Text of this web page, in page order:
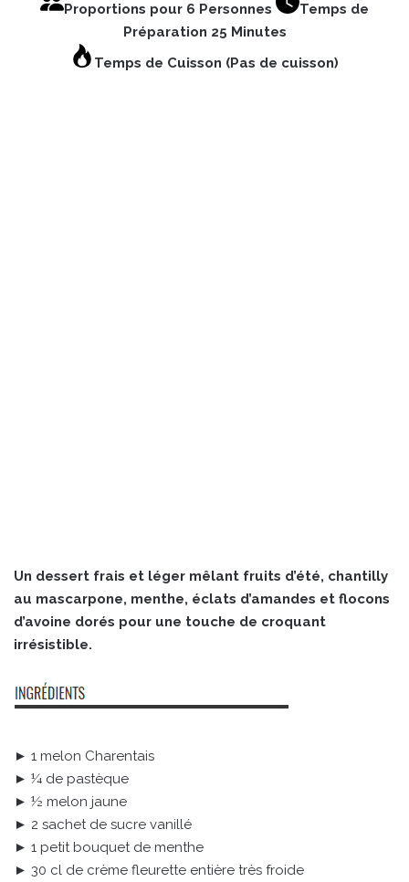
Proportions pour 6 Personnes
Temps de
Préparation 25 Minutes
Temps de Cuisson (Pas de cuisson)
Un dessert frais et léger mêlant fruits d’été, chantilly
au mascarpone, menthe, éclats d’amandes et flocons
d’avoine dorés pour une touche de croquant
irrésistible.
► 1 melon Charentais
► ¼ de pastèque
► ½ melon jaune
► 2 sachet de sucre vanillé
► 1 petit bouquet de menthe
► 30 cl de crème fleurette entière très froide